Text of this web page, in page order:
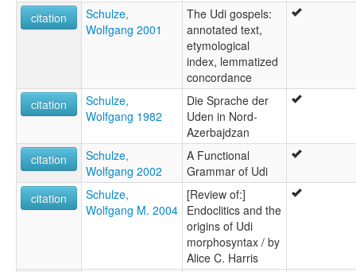
citation
Schulze,
Wolfgang 2001
The Udi gospels:
annotated text,
etymological
index, lemmatized
concordance
citation
Schulze,
Wolfgang 1982
Die Sprache der
Uden in Nord-
Azerbajdzan
citation
Schulze,
Wolfgang 2002
A Functional
Grammar of Udi
citation
Schulze,
Wolfgang M. 2004
[Review of:]
Endoclitics and the
origins of Udi
morphosyntax / by
Alice C. Harris